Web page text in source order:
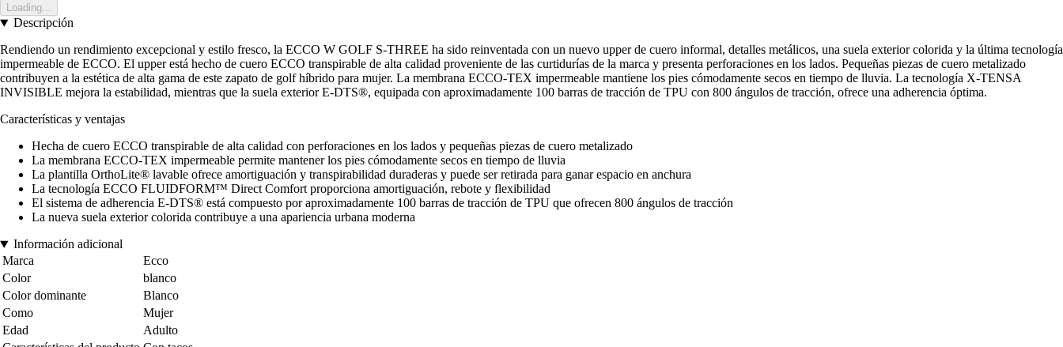
Loading...
Descripción
Rendiendo un rendimiento excepcional y estilo fresco, la ECCO W GOLF S-THREE ha sido reinventada con un nuevo upper de cuero informal, detalles metálicos, una suela exterior colorida y la última tecnología
impermeable de ECCO. El upper está hecho de cuero ECCO transpirable de alta calidad proveniente de las curtidurías de la marca y presenta perforaciones en los lados. Pequeñas piezas de cuero metalizado
contribuyen a la estética de alta gama de este zapato de golf híbrido para mujer. La membrana ECCO-TEX impermeable mantiene los pies cómodamente secos en tiempo de lluvia. La tecnología X-TENSA
INVISIBLE mejora la estabilidad, mientras que la suela exterior E-DTS®, equipada con aproximadamente 100 barras de tracción de TPU con 800 ángulos de tracción, ofrece una adherencia óptima.
Características y ventajas
Hecha de cuero ECCO transpirable de alta calidad con perforaciones en los lados y pequeñas piezas de cuero metalizado
La membrana ECCO-TEX impermeable permite mantener los pies cómodamente secos en tiempo de lluvia
La plantilla OrthoLite® lavable ofrece amortiguación y transpirabilidad duraderas y puede ser retirada para ganar espacio en anchura
La tecnología ECCO FLUIDFORM™ Direct Comfort proporciona amortiguación, rebote y flexibilidad
El sistema de adherencia E-DTS® está compuesto por aproximadamente 100 barras de tracción de TPU que ofrecen 800 ángulos de tracción
La nueva suela exterior colorida contribuye a una apariencia urbana moderna
Información adicional
Marca
Ecco
Color
blanco
Color dominante
Blanco
Como
Mujer
Edad
Adulto